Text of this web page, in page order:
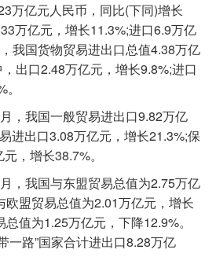
新能源
节能环保
万亿元人民币，同比(下同)增长
万亿元，增长11.3%;进口6.9万亿
我国货物贸易进出口总值4.38万亿
出口2.48万亿元，增长9.8%;进口
，我国一般贸易进出口9.82万亿
进出口3.08万亿元，增长21.3%;保
，增长38.7%。
，我国与东盟贸易总值为2.75万亿
欧盟贸易总值为2.01万亿元，增长
值为1.25万亿元，下降12.9%。
一路”国家合计进出口8.28万亿